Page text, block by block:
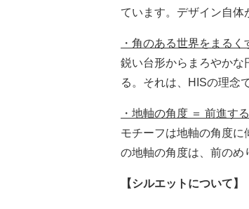
ています。デザイン自体
・角のある世界をまる
鋭い台形からまろやかな
る。それは、HISの理念
・地軸の角度 ＝ 前進す
モチーフは地軸の角度
の地軸の角度は、前のめ
【シルエットについて】